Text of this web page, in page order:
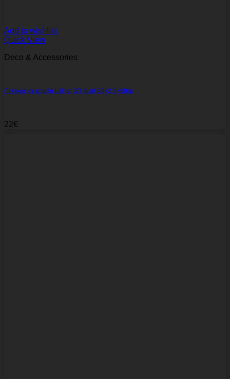
Add to wishlist
Quick View
Deco & Accessories
Πίνακας σε καμβά Lilibet 3D Inart 60×2.5×90εκ
22€